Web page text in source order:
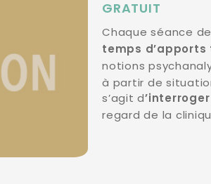
GRATUIT
Chaque séance
temps d’apports
notions
à partir de
s’agit d
regard de la